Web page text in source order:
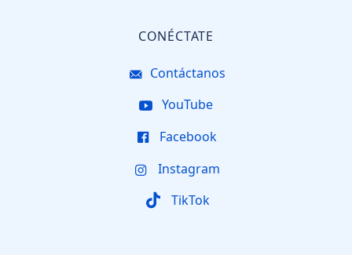
CONÉCTATE
Contáctanos
YouTube
Facebook
Instagram
TikTok